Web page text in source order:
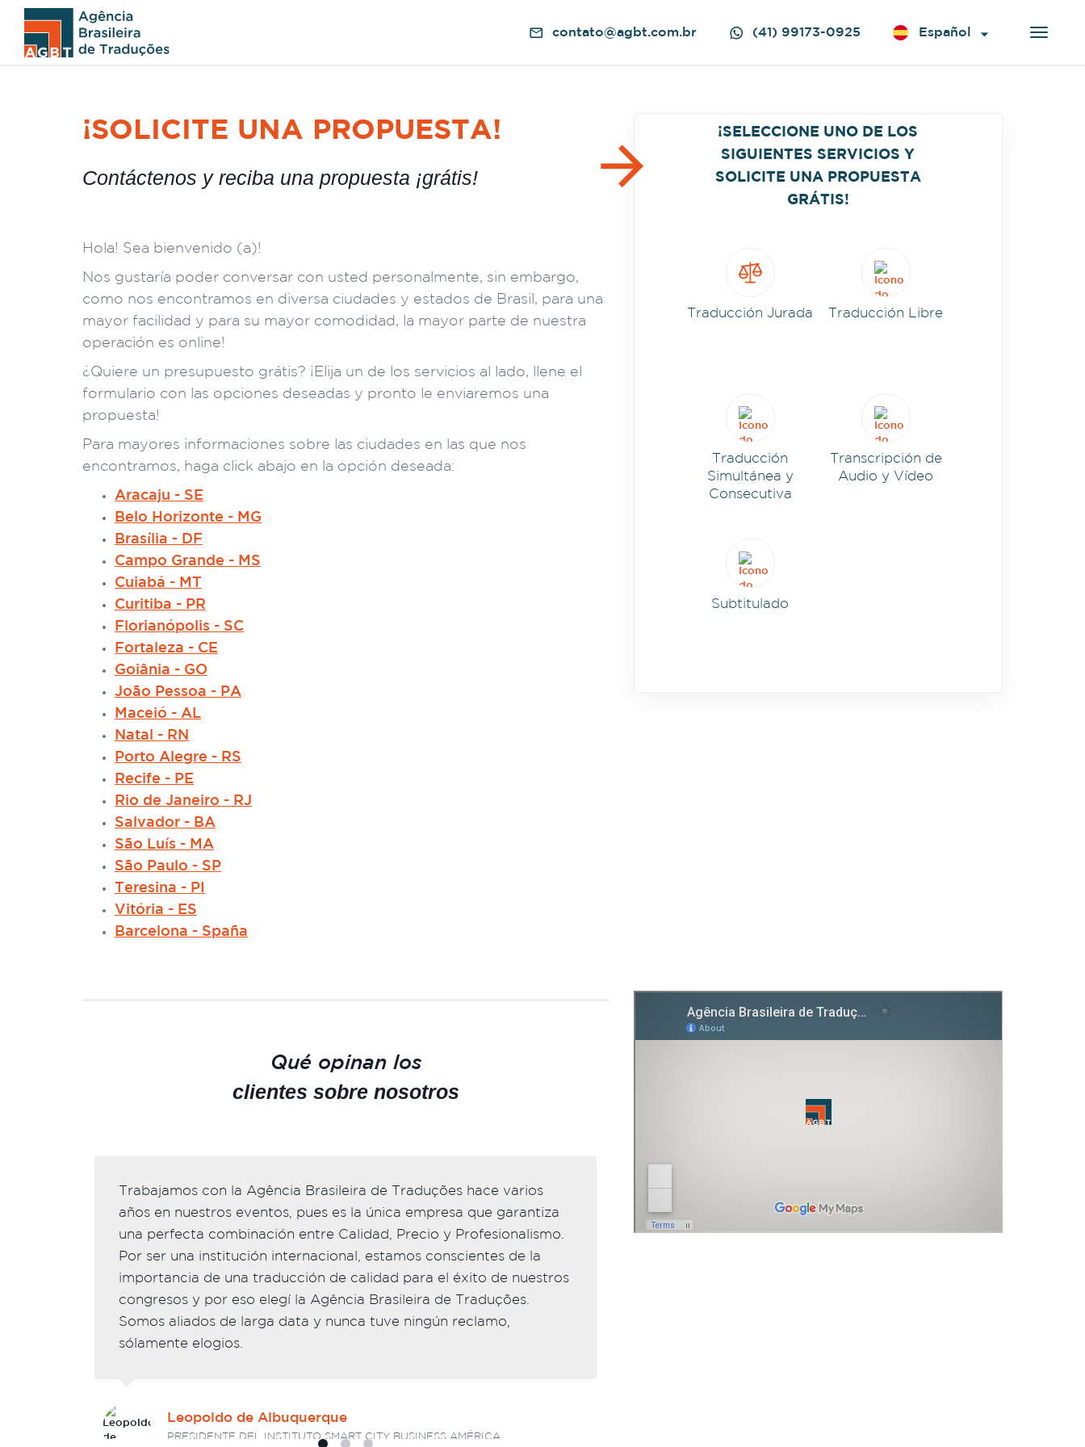
contato@agbt.com.br (41) 99173-0925 Español
¡SOLICITE UNA PROPUESTA!
Contáctenos y reciba una propuesta ¡grátis!
¡SELECCIONE UNO DE LOS
SIGUIENTES SERVICIOS Y
SOLICITE UNA PROPUESTA
GRÁTIS!
Traducción Jurada Traducción Libre
Traducción
Simultánea y
Consecutiva
Transcripción de
Audio y Vídeo
Subtitulado
Hola! Sea bienvenido (a)!
Nos gustaría poder conversar con usted personalmente, sin embargo,
como nos encontramos en diversa ciudades y estados de Brasil, para una
mayor facilidad y para su mayor comodidad, la mayor parte de nuestra
operación es online!
¿Quiere un presupuesto grátis? ¡Elija un de los servicios al lado, llene el
formulario con las opciones deseadas y pronto le enviaremos una
propuesta!
Para mayores informaciones sobre las ciudades en las que nos
encontramos, haga click abajo en la opción deseada:
Aracaju - SE
Belo Horizonte - MG
Brasília - DF
Campo Grande - MS
Cuiabá - MT
Curitiba - PR
Florianópolis - SC
Fortaleza - CE
Goiânia - GO
João Pessoa - PA
Maceió - AL
Natal - RN
Porto Alegre - RS
Recife - PE
Rio de Janeiro - RJ
Salvador - BA
São Luís - MA
São Paulo - SP
Teresina - PI
Vitória - ES
Barcelona - Spaña
Qué opinan los
clientes sobre nosotros
Trabajamos con la Agência Brasileira de Traduções hace varios
años en nuestros eventos, pues es la única empresa que garantiza
una perfecta combinación entre Calidad, Precio y Profesionalismo.
Por ser una institución internacional, estamos conscientes de la
importancia de una traducción de calidad para el éxito de nuestros
congresos y por eso elegí la Agência Brasileira de Traduções.
Somos aliados de larga data y nunca tuve ningún reclamo,
sólamente elogios.
Leopoldo de Albuquerque
PRESIDENTE DEL INSTITUTO SMART CITY BUSINESS AMÉRICA.
No solamente negociamos precios competitivos, sino que
de esto, cada uno de nuestros pedidos fueron entregados antes
plazo y los profesionales de la Agência Brasileira de Traduções